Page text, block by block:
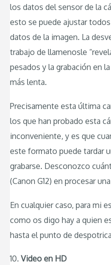
los datos del sensor de la
esto se puede ajustar
datos de la imagen. La
trabajo de llamenosle
pesados y la grabación en
más lenta.
Precisamente esta última
los que han probado esta
inconveniente, y es que
este formato puede tardar
grabarse. Desconozco
(Canon G12) en procesar
En cualquier caso, para mi
como os digo hay a quien
hasta el punto de
10. Video en HD